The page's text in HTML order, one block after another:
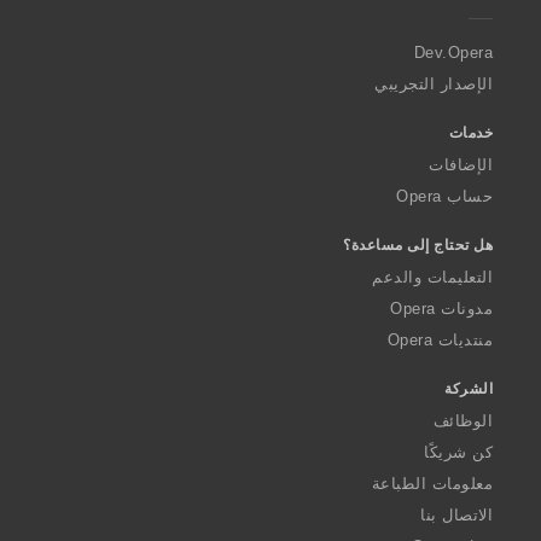
a
Dev.Opera
الإصدار التجريبي
خدمات
الإضافات
حساب Opera
هل تحتاج إلى مساعدة؟
التعليمات والدعم
مدونات Opera
منتديات Opera
الشركة
الوظائف
كن شريكًا
معلومات الطباعة
الاتصال بنا